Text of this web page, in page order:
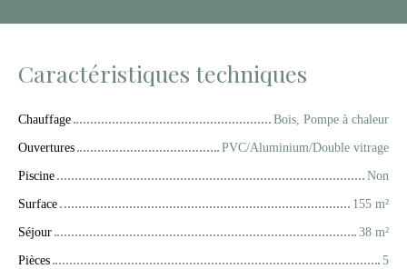
Caractéristiques techniques
Chauffage
Bois, Pompe à chaleur
Ouvertures
PVC/Aluminium/Double vitrage
Piscine
Non
Surface
155 m²
Séjour
38 m²
Pièces
5